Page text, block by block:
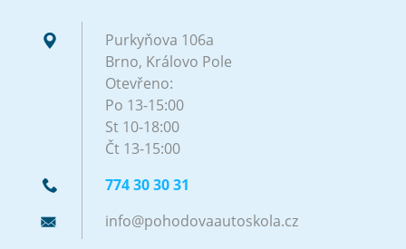
Purkyňova 106a
Brno, Královo Pole
Otevřeno:
Po 13-15:00
St 10-18:00
Čt 13-15:00
774 30 30 31
info@pohodovaautoskola.cz